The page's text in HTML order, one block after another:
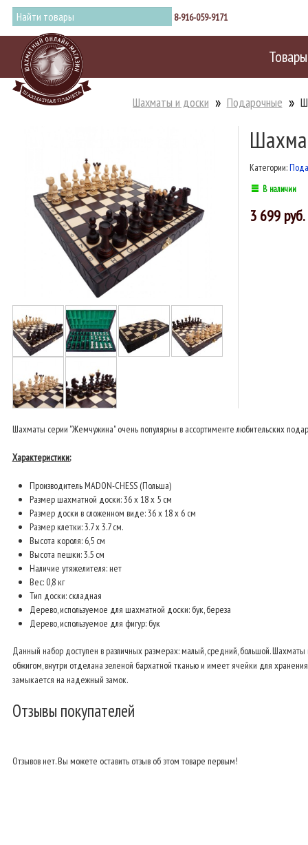
8-916-059-9171
Товары
Шахматы и доски Подарочные
Категории:
В наличии
3 699
Шахматы серии "Жемчужина" очень популярны в ассортименте любительских
Характеристики:
Производитель MADON-CHESS (Польша)
Размер шахматной доски: 36 x 18 x 5 см
Размер доски в сложенном виде: 36 х 18 х 6 см
Размер клетки: 3.7 х 3.7 см.
Высота короля: 6,5 см
Высота пешки: 3.5 см
Наличие утяжелителя: нет
Вес: 0,8 кг
Тип доски: складная
Дерево, используемое для шахматной доски: бук, береза
Дерево, используемое для фигур: бук
Данный набор доступен в различных размерах: малый, средний, большой.
обжигом, внутри отделана зеленой бархатной тканью и имеет ячейки для
замыкается на надежный замок.
Отзывы покупателей
Отзывов нет. Вы можете оставить отзыв об этом товаре первым!